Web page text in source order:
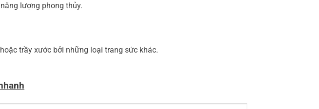
lượng phong thủy.
trầy xước bởi những loại trang sức khác.